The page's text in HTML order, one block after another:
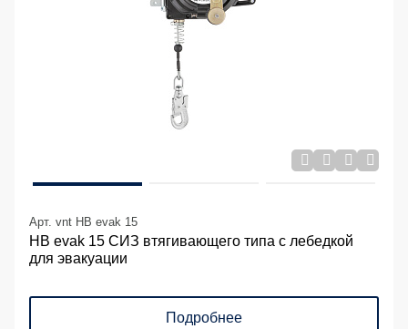
Арт. vnt HB evak 15
НВ evak 15 СИЗ втягивающего типа с лебедкой
для эвакуации
Подробнее